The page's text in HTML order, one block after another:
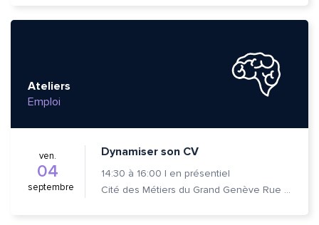
Ateliers
Emploi
ven.
04
septembre
Dynamiser son CV
14:30 à 16:00 | en présentiel
Cité des Métiers du Grand Genève Rue Prévost-Martin 6 1205 Genève